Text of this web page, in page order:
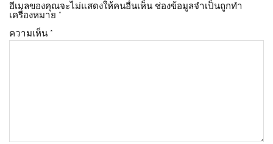
อีเมลของคุณจะไม่แสดงให้คนอื่นเห็น ช่องข้อมูลจำเป็นถูกทำ
เครื่องหมาย *
ความเห็น *